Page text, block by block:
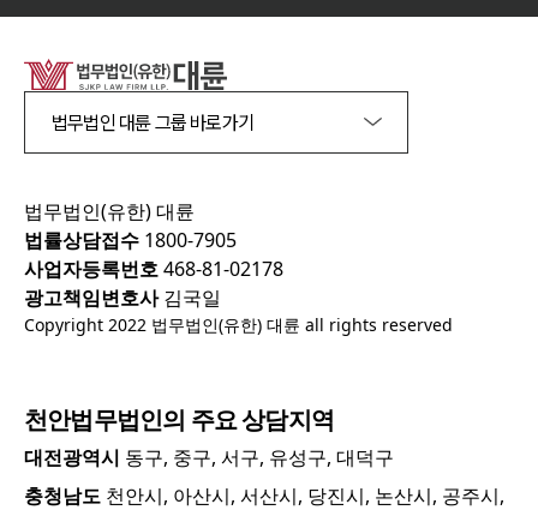
법무법인 대륜 그룹 바로가기
법무법인(유한) 대륜
법률상담접수 1800-7905
사업자등록번호468-81-02178
광고책임변호사김국일
Copyright 2022 법무법인(유한) 대륜 all rights reserved
천안법무법인의 주요 상담지역
대전광역시 동구, 중구, 서구, 유성구, 대덕구
충청남도 천안시, 아산시, 서산시, 당진시, 논산시, 공주시,